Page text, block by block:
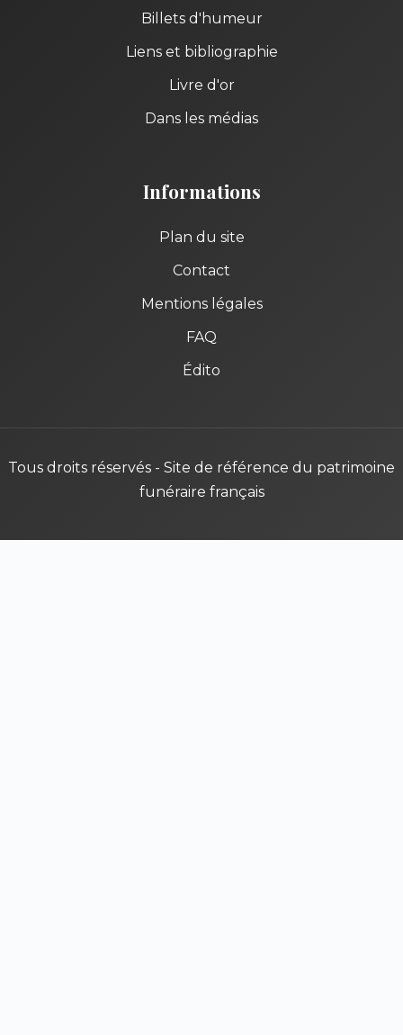
Billets d'humeur
Liens et bibliographie
Livre d'or
Dans les médias
Informations
Plan du site
Contact
Mentions légales
FAQ
Édito
Tous droits réservés - Site de référence du patrimoine
funéraire français